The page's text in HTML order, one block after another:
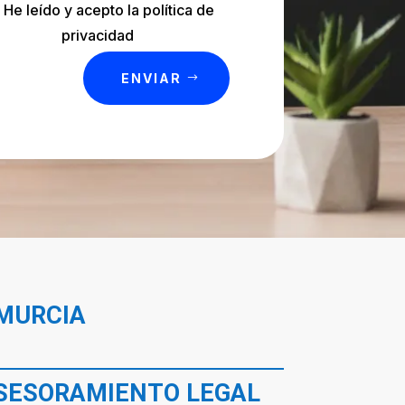
He leído y acepto la política de
privacidad
ENVIAR
LEGAL